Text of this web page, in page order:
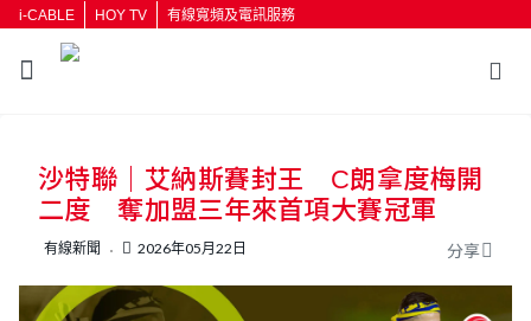
i-CABLE HOY TV 有線寬頻及電訊服務
按輸入鍵開始搜尋
沙特聯｜艾納斯賽封王 C朗拿度梅開
二度 奪加盟三年來首項大賽冠軍
有線新聞 2026年05月22日 分享